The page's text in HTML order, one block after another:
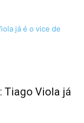
Tiago Viola já